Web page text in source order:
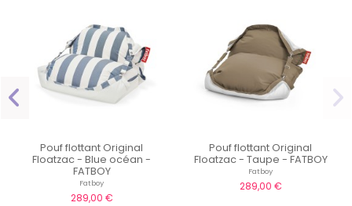
Pouf flottant Original
Floatzac - Blue océan -
FATBOY
Fatboy
289,00 €
Pouf flottant Original
Floatzac - Taupe - FATBOY
Fatboy
289,00 €